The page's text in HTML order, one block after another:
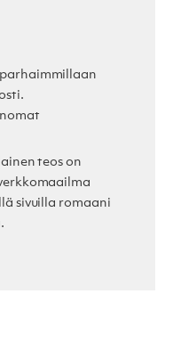
teos on
sivuilla romaani